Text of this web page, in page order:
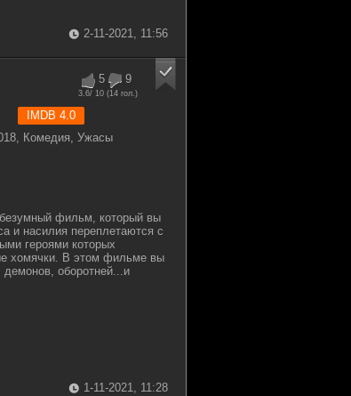
2-11-2021, 11:56
5 9
3.6/ 10 (14 гол.)
IMDB 4.0
Комедия, Ужасы
фильм, который вы
и насилия переплетаются с
героями которых
хомячки. В этом фильме вы
демонов, оборотней...и
1-11-2021, 11:28